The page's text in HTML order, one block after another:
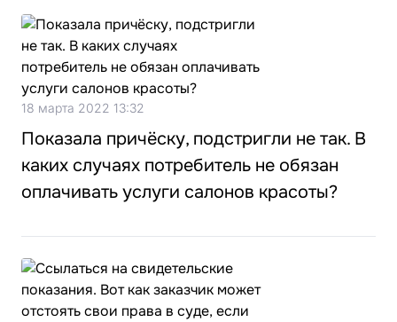
18 марта 2022 13:32
Показала причёску, подстригли не так. В
каких случаях потребитель не обязан
оплачивать услуги салонов красоты?